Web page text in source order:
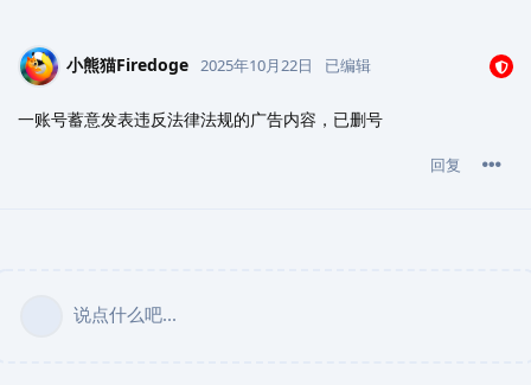
小熊猫Firedoge 2025年10月22日 已编辑
一账号蓄意发表违反法律法规的广告内容，已删号
回复
说点什么吧...